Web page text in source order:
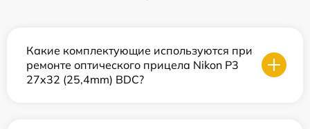
Какие комплектующие используются при
ремонте оптического прицела Nikon P3
27x32 (25,4mm) BDC?